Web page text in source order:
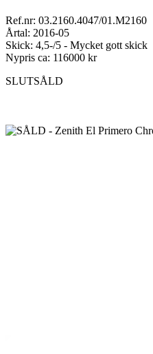
Ref.nr: 03.2160.4047/01.M2160
Årtal: 2016-05
Skick: 4,5-/5 - Mycket gott skick
Nypris ca: 116000 kr
SLUTSÅLD